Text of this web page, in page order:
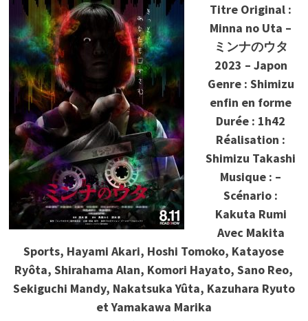
Titre Original :
Minna no Uta –
ミンナのウタ
2023 – Japon
Genre : Shimizu
enfin en forme
Durée : 1h42
Réalisation :
Shimizu Takashi
Musique : –
Scénario :
Kakuta Rumi
Avec Makita
Sports, Hayami Akari, Hoshi Tomoko, Katayose
Ryôta, Shirahama Alan, Komori Hayato, Sano Reo,
Sekiguchi Mandy, Nakatsuka Yûta, Kazuhara Ryuto
et Yamakawa Marika